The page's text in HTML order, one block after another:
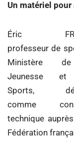
Un matériel
Éric
professeur de
Ministère
Jeunesse
Sports,
comme
technique
Fédération